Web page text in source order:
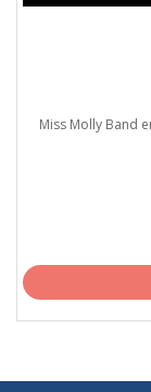
Miss Molly Band